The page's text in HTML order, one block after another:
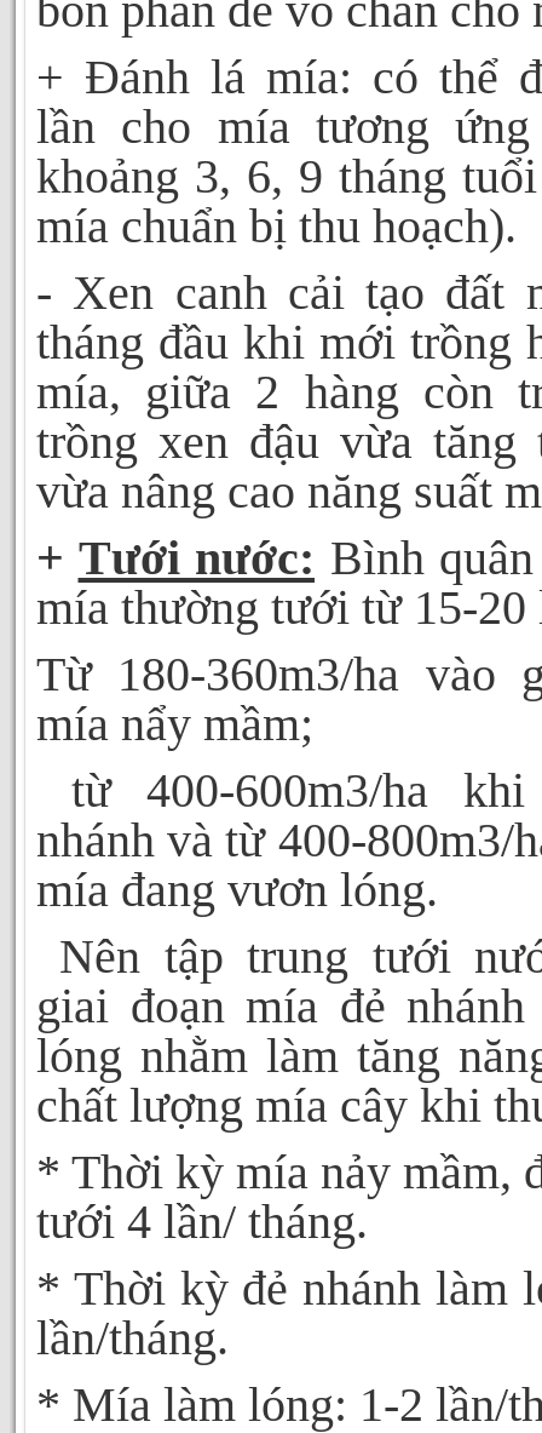
+ Đánh lá mía: có thể
lần cho mía tương
khoảng 3, 6, 9 tháng
mía chuẩn bị thu hoạch).
- Xen canh cải tạo đất
tháng đầu khi mới trồng
mía, giữa 2 hàng còn
trồng xen đậu vừa tăng
vừa nâng cao năng suất
+ Tưới nước: Bình
mía thường tưới từ 15-20
Từ 180-360m3/ha vào
mía nẩy mầm;
từ 400-600m3/ha
nhánh và từ 400-800m3/
mía đang vươn lóng.
Nên tập trung tưới
giai đoạn mía đẻ
lóng nhằm làm tăng
chất lượng mía cây khi
* Thời kỳ mía nảy mầm,
tưới 4 lần/ tháng.
* Thời kỳ đẻ nhánh làm
lần/tháng.
* Mía làm lóng: 1-2 lần/